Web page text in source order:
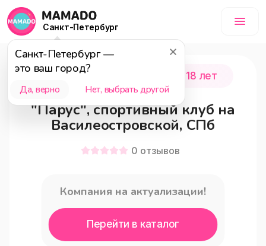
Санкт-Петербург
Санкт-Петербург—
это ваш город?
Да, верно Нет, выбрать другой
Санкт-Петербург 0 - 18 лет
"Парус", спортивный клуб на
Василеостровской, СПб
0 отзывов
Компания на актуализации!
Перейти в каталог